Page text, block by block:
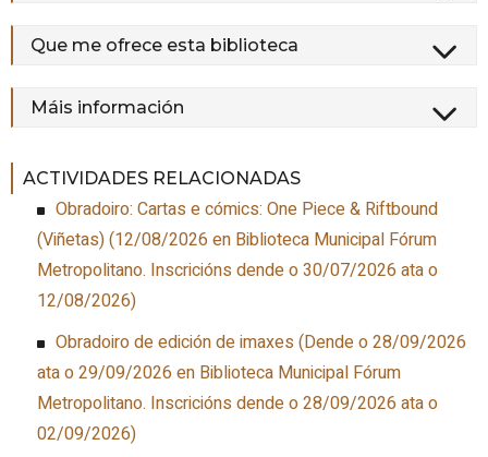
Que me ofrece esta biblioteca
Máis información
ACTIVIDADES RELACIONADAS
Obradoiro: Cartas e cómics: One Piece & Riftbound
(Viñetas)(12/08/2026 en Biblioteca Municipal Fórum
Metropolitano. Inscricións dende o 30/07/2026 ata o
12/08/2026)
Obradoiro de edición de imaxes (Dende o 28/09/2026
ata o 29/09/2026 en Biblioteca Municipal Fórum
Metropolitano. Inscricións dende o 28/09/2026 ata o
02/09/2026)